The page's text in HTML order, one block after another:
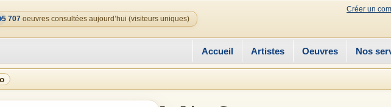
Créer un
5 707 oeuvres consultées aujourd’hui (visiteurs uniques)
Accueil Artistes Oeuvres Nos